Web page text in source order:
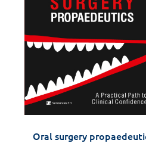
Oral surgery